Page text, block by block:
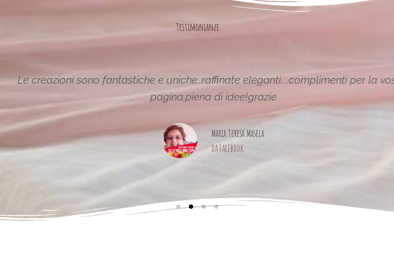
Testimonianze
Le creazioni sono fantastiche e uniche..raffinate eleganti....complimenti per la vostra
pagina,piena di idee!grazie
Maria Teresa Masela
da Facebook